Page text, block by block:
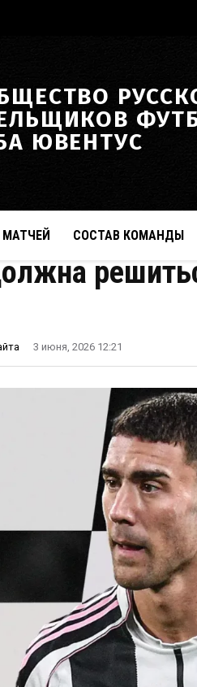
ЮВЕНТУС
СОСТАВ КОМАНДЫ
3 июня, 2026 12:21